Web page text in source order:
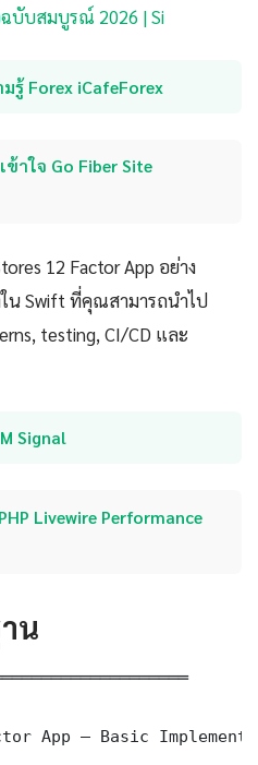
บับสมบูรณ์ 2026 | Si
รู้ Forex iCafeForex
ข้าใจ Go Fiber Site
12 Factor App อย่าง
น Swift ที่คุณสามารถนำไป
testing, CI/CD และ
Signal
Livewire Performance
น
App — Basic